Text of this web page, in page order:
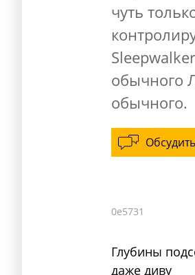
чуть
обычного
обычного.
Обсудить
0e5731
Глубины
даже диву